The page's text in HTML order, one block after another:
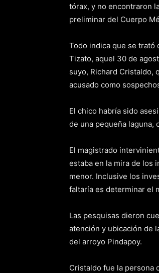
tórax, y no encontraron
preliminar del Cuerpo
Todo indica que se trató
Tizato, aquel 30 de
suyo, Richard Cristaldo,
acusado como
El chico habría sido
de una pequeña laguna,
El magistrado
estaba en la mira de los
menor. Inclusive los
faltaría es determinar el
Las pesquisas dieron
atención y ubicación de
del arroyo Pindapoy.
Cristaldo fue la persona